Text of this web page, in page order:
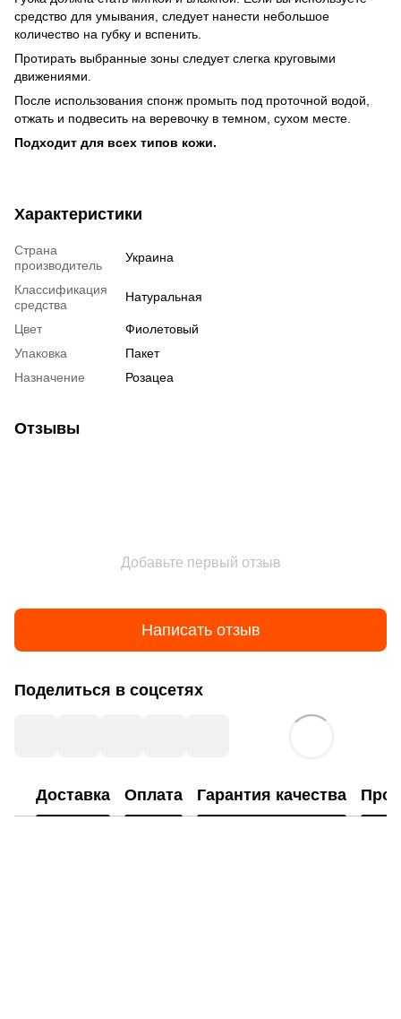
средство для умывания, следует нанести небольшое
количество на губку и вспенить.
Протирать выбранные зоны следует слегка круговыми
движениями.
После использования спонж промыть под проточной водой,
отжать и подвесить на веревочку в темном, сухом месте.
Подходит для всех типов кожи.
Характеристики
Страна
производитель
Украина
Классификация
средства
Натуральная
Цвет
Фиолетовый
Упаковка
Пакет
Назначение
Розацеа
Отзывы
Добавьте первый отзыв
Написать отзыв
Поделиться в соцсетях
Доставка Оплата Гарантия качества